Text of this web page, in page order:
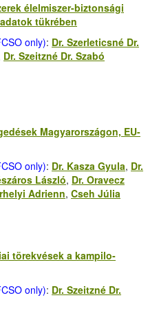
élelmiszer-biztonsági
tükrében
only): Dr. Szerleticsné Dr.
Dr. Szeitzné Dr. Szabó
Magyarországon, EU-
only): Dr. Kasza Gyula, Dr.
László, Dr. Oravecz
Adrienn, Cseh Júlia
törekvések a kampilo­
only): Dr. Szeitzné Dr.